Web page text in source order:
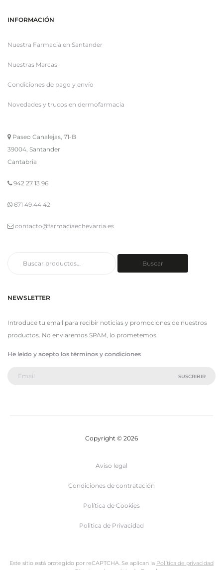
INFORMACIÓN
Nuestra Farmacia en Santander
Nuestras Marcas
Condiciones de pago y envío
Novedades y trucos en dermofarmacia
Paseo Canalejas, 71-B
39004, Santander
Cantabria
942 27 13 96
671 49 44 42
contacto@farmaciaechevarria.es
Buscar
NEWSLETTER
Introduce tu email para recibir noticias y promociones de nuestros
productos. No enviaremos SPAM, lo prometemos.
He leído y acepto los términos y condiciones
Copyright © 2026
Aviso legal
Condiciones de contratación
Política de Cookies
Politica de Privacidad
Este sitio está protegido por reCAPTCHA. Se aplican la Política de privacidad